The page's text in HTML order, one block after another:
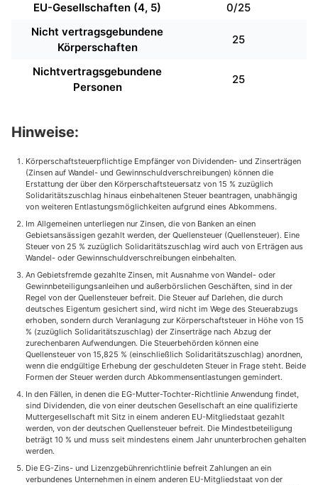
EU-Gesellschaften (4, 5)
0/25
Nicht vertragsgebundene
Körperschaften
25
Nichtvertragsgebundene
Personen
25
Hinweise:
Körperschaftsteuerpflichtige Empfänger von Dividenden- und Zinserträgen
(Zinsen auf Wandel- und Gewinnschuldverschreibungen) können die
Erstattung der über den Körperschaftsteuersatz von 15 % zuzüglich
Solidaritätszuschlag hinaus einbehaltenen Steuer beantragen, unabhängig
von weiteren Entlastungsmöglichkeiten aufgrund eines Abkommens.
Im Allgemeinen unterliegen nur Zinsen, die von Banken an einen
Gebietsansässigen gezahlt werden, der Quellensteuer (Quellensteuer). Eine
Steuer von 25 % zuzüglich Solidaritätszuschlag wird auch von Erträgen aus
Wandel- oder Gewinnschuldverschreibungen einbehalten.
An Gebietsfremde gezahlte Zinsen, mit Ausnahme von Wandel- oder
Gewinnbeteiligungsanleihen und außerbörslichen Geschäften, sind in der
Regel von der Quellensteuer befreit. Die Steuer auf Darlehen, die durch
deutsches Eigentum gesichert sind, wird nicht im Wege des Steuerabzugs
erhoben, sondern durch Veranlagung zur Körperschaftsteuer in Höhe von 15
% (zuzüglich Solidaritätszuschlag) der Zinserträge nach Abzug der
zurechenbaren Aufwendungen. Die Steuerbehörden können eine
Quellensteuer von 15,825 % (einschließlich Solidaritätszuschlag) anordnen,
wenn die endgültige Erhebung der geschuldeten Steuer in Frage steht. Beide
Formen der Steuer werden durch Abkommensentlastungen gemindert.
In den Fällen, in denen die EG-Mutter-Tochter-Richtlinie Anwendung findet,
sind Dividenden, die von einer deutschen Gesellschaft an eine qualifizierte
Muttergesellschaft mit Sitz in einem anderen EU-Mitgliedstaat gezahlt
werden, von der deutschen Quellensteuer befreit. Die Mindestbeteiligung
beträgt 10 % und muss seit mindestens einem Jahr ununterbrochen gehalten
werden.
Die EG-Zins- und Lizenzgebührenrichtlinie befreit Zahlungen an ein
verbundenes Unternehmen in einem anderen EU-Mitgliedstaat von der